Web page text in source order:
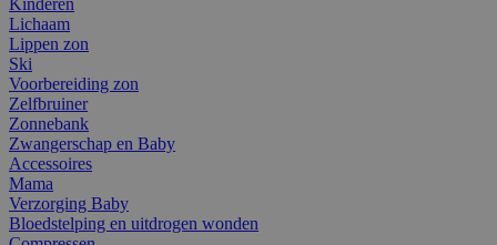
Lichaam
Lippen zon
Ski
Voorbereiding zon
Zelfbruiner
Zonnebank
Zwangerschap en Baby
Accessoires
Mama
Verzorging Baby
Bloedstelping en uitdrogen wonden